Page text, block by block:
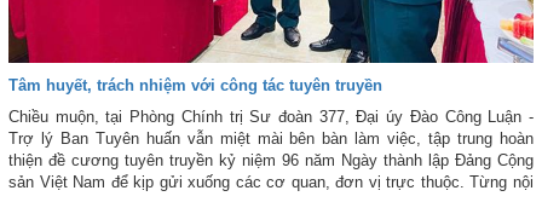
Tâm huyết, trách nhiệm với công tác tuyên truyền
Chiều muộn, tại Phòng Chính trị Sư đoàn 377, Đại úy Đào Công Luận -
Trợ lý Ban Tuyên huấn vẫn miệt mài bên bàn làm việc, tập trung hoàn
thiện đề cương tuyên truyền kỷ niệm 96 năm Ngày thành lập Đảng Cộng
sản Việt Nam để kịp gửi xuống các cơ quan, đơn vị trực thuộc. Từng nội